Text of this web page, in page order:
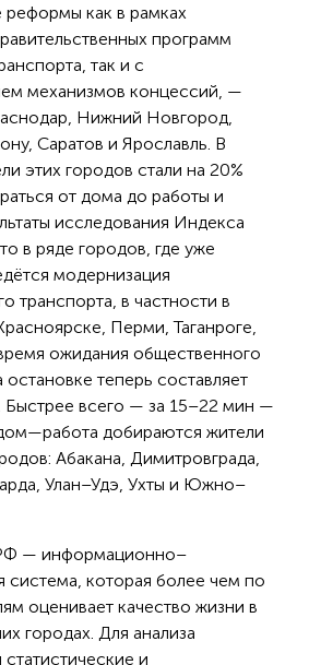
реформы как в рамках
программ
так и с
механизмов концессий, —
Нижний Новгород,
Саратов и Ярославль. В
этих городов стали на 20%
от дома до работы и
исследования Индекса
в ряде городов, где уже
модернизация
транспорта, в частности в
Перми, Таганроге,
ожидания общественного
остановке теперь составляет
Быстрее всего — за 15–22 мин —
добираются жители
Абакана, Димитровграда,
Улан–Удэ, Ухты и Южно–
— информационно–
система, которая более чем по
оценивает качество жизни в
городах. Для анализа
и